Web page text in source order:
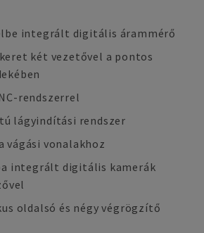
integrált digitális árammérő
két vezetővel a pontos
rendszerrel
lágyindítási rendszer
vágási vonalakhoz
integrált digitális kamerák
oldalsó és négy végrögzítő